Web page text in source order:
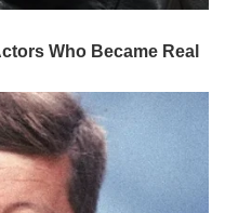
en Facebook a
vida de su madre,
posteo de Eva
Gianluca Simeone por